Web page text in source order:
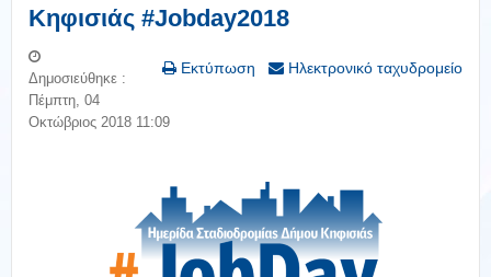
Κηφισιάς #Jobday2018
Εκτύπωση Ηλεκτρονικό ταχυδρομείο
Δημοσιεύθηκε :
Πέμπτη, 04
Οκτώβριος 2018 11:09